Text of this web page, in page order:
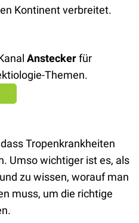
Kontinent verbreitet.
Ansteckerfür
Themen.
Tropenkrankheiten
Umso wichtiger ist es, als
zu wissen, worauf man
muss, um die richtige